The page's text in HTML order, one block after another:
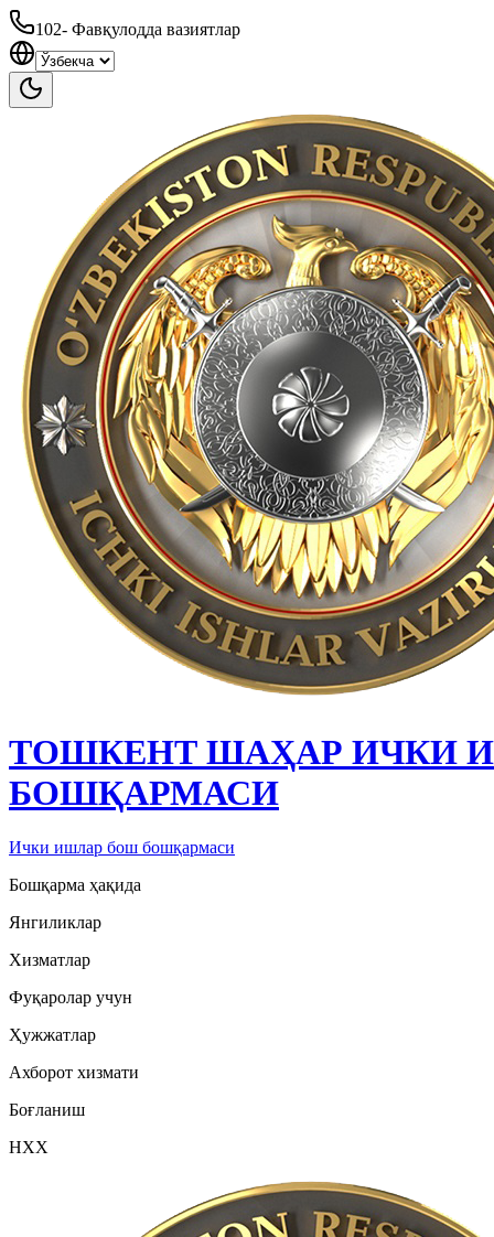
102- Фавқулодда вазиятлар
ТОШКЕНТ ШАҲАР ИЧКИ
БОШҚАРМАСИ
Ички ишлар бош бошқармаси
Бошқарма ҳақида
Янгиликлар
Хизматлар
Фуқаролар учун
Ҳужжатлар
Ахборот хизмати
Боғланиш
НХХ